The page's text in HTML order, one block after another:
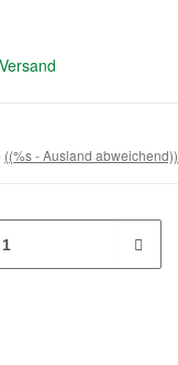
Versand
((%s - Ausland abweichend))